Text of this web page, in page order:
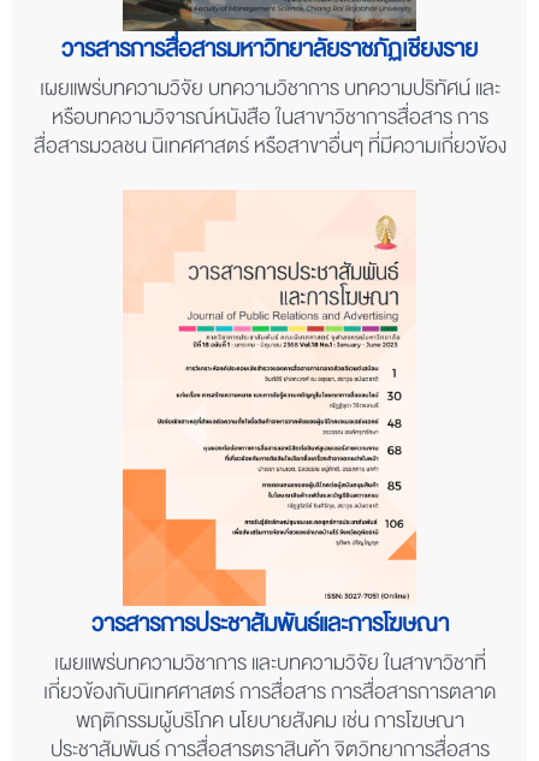
วารสารการสื่อสารมหาวิทยาลัยราชภัฏเชียงราย
เผยแพร่บทความวิจัย บทความวิชาการ บทความปริทัศน์ และ
หรือบทความวิจารณ์หนังสือ ในสาขาวิชาการสื่อสาร การ
สื่อสารมวลชน นิเทศศาสตร์ หรือสาขาอื่นๆ ที่มีความเกี่ยวข้อง
วารสารการประชาสัมพันธ์และการโฆษณา
เผยแพร่บทความวิชาการ และบทความวิจัย ในสาขาวิชาที่
เกี่ยวข้องกับนิเทศศาสตร์ การสื่อสาร การสื่อสารการตลาด
พฤติกรรมผู้บริโภค นโยบายสังคม เช่น การโฆษณา
ประชาสัมพันธ์ การสื่อสารตราสินค้า จิตวิทยาการสื่อสาร